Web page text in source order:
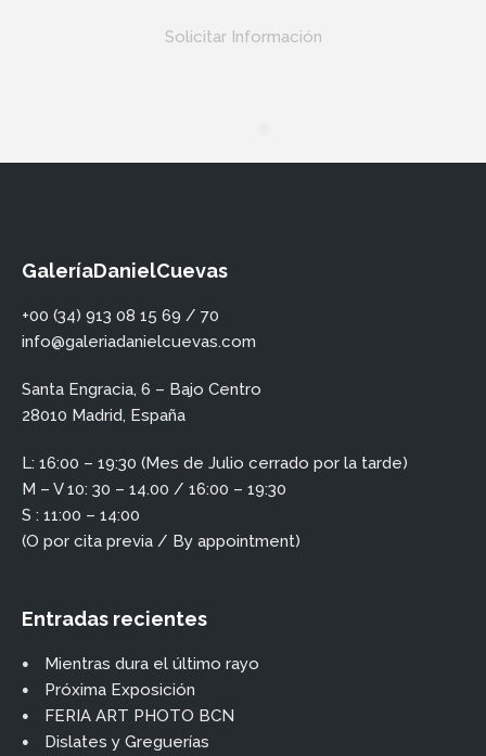
Solicitar Información
GaleríaDanielCuevas
+00 (34) 913 08 15 69 / 70
info@galeriadanielcuevas.com
Santa Engracia, 6 – Bajo Centro
28010 Madrid, España
L: 16:00 – 19:30 (Mes de Julio cerrado por la tarde)
M – V 10: 30 – 14.00 / 16:00 – 19:30
S : 11:00 – 14:00
(O por cita previa / By appointment)
Entradas recientes
Mientras dura el último rayo
Próxima Exposición
FERIA ART PHOTO BCN
Dislates y Greguerías